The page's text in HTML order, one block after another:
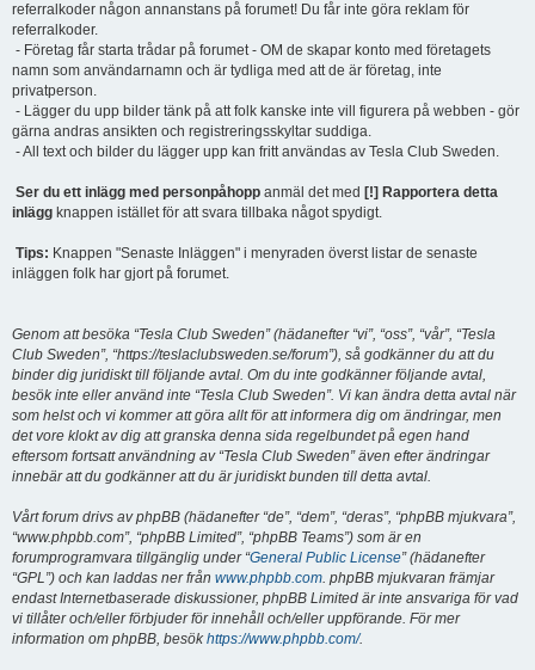
referralkoder någon annanstans på forumet! Du får inte göra reklam för
referralkoder.
- Företag får starta trådar på forumet - OM de skapar konto med företagets
namn som användarnamn och är tydliga med att de är företag, inte
privatperson.
- Lägger du upp bilder tänk på att folk kanske inte vill figurera på webben - gör
gärna andras ansikten och registreringsskyltar suddiga.
- All text och bilder du lägger upp kan fritt användas av Tesla Club Sweden.
Ser du ett inlägg med personpåhopp anmäl det med [!] Rapportera detta
inlägg knappen istället för att svara tillbaka något spydigt.
Tips: Knappen "Senaste Inläggen" i menyraden överst listar de senaste
inläggen folk har gjort på forumet.
Genom att besöka “Tesla Club Sweden” (hädanefter “vi”, “oss”, “vår”, “Tesla
Club Sweden”, “https://teslaclubsweden.se/forum”), så godkänner du att du
binder dig juridiskt till följande avtal. Om du inte godkänner följande avtal,
besök inte eller använd inte “Tesla Club Sweden”. Vi kan ändra detta avtal när
som helst och vi kommer att göra allt för att informera dig om ändringar, men
det vore klokt av dig att granska denna sida regelbundet på egen hand
eftersom fortsatt användning av “Tesla Club Sweden” även efter ändringar
innebär att du godkänner att du är juridiskt bunden till detta avtal.
Vårt forum drivs av phpBB (hädanefter “de”, “dem”, “deras”, “phpBB mjukvara”,
“www.phpbb.com”, “phpBB Limited”, “phpBB Teams”) som är en
forumprogramvara tillgänglig under “General Public License” (hädanefter
“GPL”) och kan laddas ner från www.phpbb.com. phpBB mjukvaran främjar
endast Internetbaserade diskussioner, phpBB Limited är inte ansvariga för vad
vi tillåter och/eller förbjuder för innehåll och/eller uppförande. För mer
information om phpBB, besökhttps://www.phpbb.com/.